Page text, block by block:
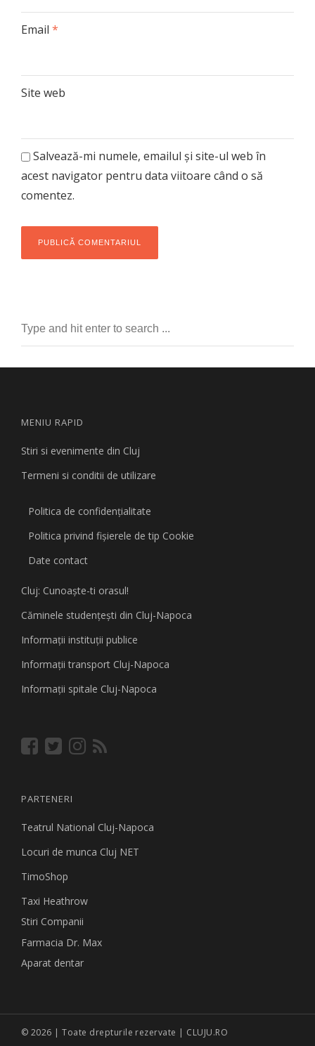
Email *
Site web
Salvează-mi numele, emailul și site-ul web în
acest navigator pentru data viitoare când o să
comentez.
MENIU RAPID
Stiri si evenimente din Cluj
Termeni si conditii de utilizare
Politica de confidențialitate
Politica privind fişierele de tip Cookie
Date contact
Cluj: Cunoaşte-ti orasul!
Căminele studenţeşti din Cluj-Napoca
Informaţii instituţii publice
Informaţii transport Cluj-Napoca
Informaţii spitale Cluj-Napoca
PARTENERI
Teatrul National Cluj-Napoca
Locuri de munca Cluj NET
TimoShop
Taxi Heathrow
Stiri Companii
Farmacia Dr. Max
Aparat dentar
© 2026 | Toate drepturile rezervate | CLUJU.RO